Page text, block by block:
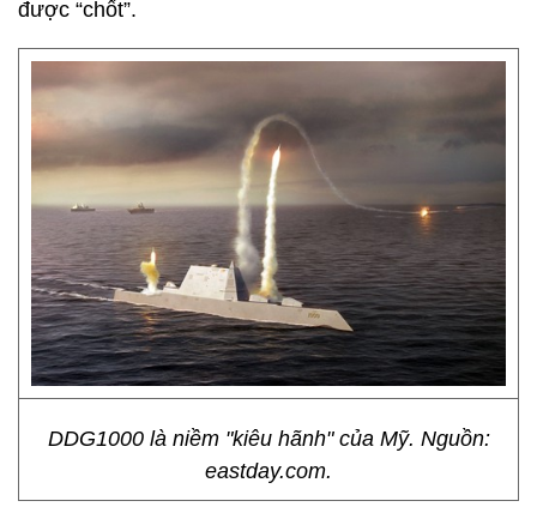
được “chốt”.
DDG1000 là niềm "kiêu hãnh" của Mỹ. Nguồn:
eastday.com.